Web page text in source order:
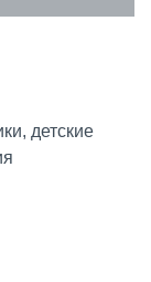
детские